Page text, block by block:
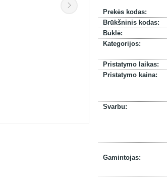
Prekės kodas:
Brūkšninis kodas:
Būklė:
Kategorijos:
Pristatymo laikas:
Pristatymo kaina:
Svarbu:
Gamintojas: